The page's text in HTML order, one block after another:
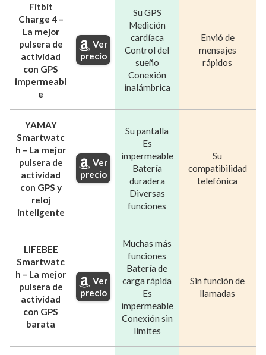
Fitbit
Charge 4 –
La mejor
pulsera de
actividad
con GPS
impermeabl
e
Ver
precio
Su GPS
Medición
cardíaca
Control del
sueño
Conexión
inalámbrica
Envió de
mensajes
rápidos
YAMAY
Smartwatc
h – La mejor
pulsera de
actividad
con GPS y
reloj
inteligente
Ver
precio
Su pantalla
Es
impermeable
Batería
duradera
Diversas
funciones
Su
compatibilidad
telefónica
LIFEBEE
Smartwatc
h – La mejor
pulsera de
actividad
con GPS
barata
Ver
precio
Muchas más
funciones
Batería de
carga rápida
Es
impermeable
Conexión sin
límites
Sin función de
llamadas